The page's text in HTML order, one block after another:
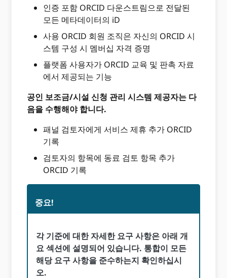
인증 포함 ORCID 다운스트림으로 전달된
모든 메타데이터의 iD
사용 ORCID 회원 조직은 자신의 ORCID 시
스템 구성 시 멤버십 자격 증명
플랫폼 사용자가 ORCID 교육 및 판촉 자료
에서 제공되는 기능
공인 보조금/시설 신청 관리 시스템 제공자는 다
음을 수행해야 합니다.
패널 검토자에게 서비스 제휴 추가 ORCID
기록
검토자의 항목에 동료 검토 항목 추가
ORCID 기록
중요!
각 기준에 대한 자세한 요구 사항은 아래 개
요 섹션에 설명되어 있습니다. 통합이 모든
해당 요구 사항을 준수하는지 확인하십시
오.